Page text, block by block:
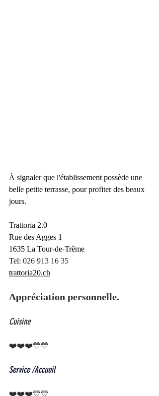
À signaler que l'établissement possède une
belle petite terrasse, pour profiter des beaux
jours.
Trattoria 2.0
Rue des Agges 1
1635 La Tour-de-Trême
Tel: 026 913 16 35
trattoria20.ch
Appréciation personnelle.
Cuisine
❤️❤️❤️💛💛
Service /Accueil
❤️❤️❤️💛💛